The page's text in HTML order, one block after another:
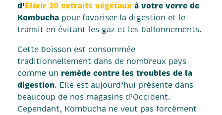
d'Élixir 20 extraits végétaux à votre verre de
Kombucha pour favoriser la digestion et le
transit en évitant les gaz et les ballonnements.
Cette boisson est consommée
traditionnellement dans de nombreux pays
comme un remède contre les troubles de la
digestion. Elle est aujourd’hui présente dans
beaucoup de nos magasins d’Occident.
Cependant, Kombucha ne veut pas forcément